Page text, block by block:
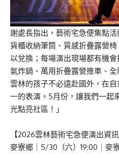
謝處長指出，藝術宅急便集點
貨櫃收納筆筒、質感折疊露營
以兌換；每場演出現場都有機
氣炸鍋、萬用折疊露營推車、
雲林的孩子不必遠赴國外，在
一的表演。5月份，讓我們一起
光點亮社區！」
【2026雲林藝術宅急便演出資訊
麥寮鄉｜5/30（六）19:00｜麥